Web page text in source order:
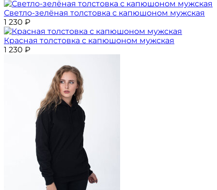
Светло-зелёная толстовка с капюшоном мужская
1 230 ₽
Красная толстовка с капюшоном мужская
1 230 ₽